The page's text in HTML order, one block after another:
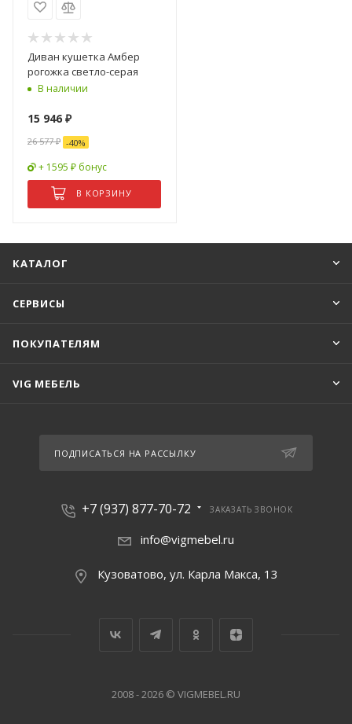
Диван кушетка Амбер
рогожка светло-серая
В наличии
15 946 ₽
26 577₽ -40%
+ 1595 ₽ бонус
В КОРЗИНУ
КАТАЛОГ
СЕРВИСЫ
ПОКУПАТЕЛЯМ
VIG МЕБЕЛЬ
ПОДПИСАТЬСЯ НА РАССЫЛКУ
+7 (937) 877-70-72 ЗАКАЗАТЬ ЗВОНОК
info@vigmebel.ru
Кузоватово, ул. Карла Макса, 13
2008 - 2026 © VIGMEBEL.RU